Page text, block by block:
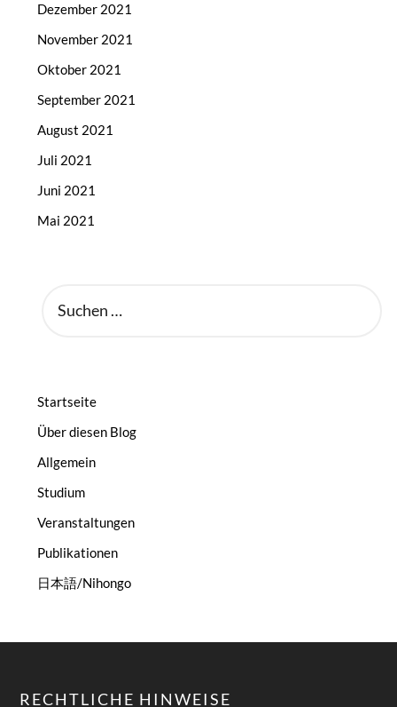
Dezember 2021
November 2021
Oktober 2021
September 2021
August 2021
Juli 2021
Juni 2021
Mai 2021
NACH:
Startseite
Über diesen Blog
Allgemein
Studium
Veranstaltungen
Publikationen
日本語/Nihongo
RECHTLICHE HINWEISE